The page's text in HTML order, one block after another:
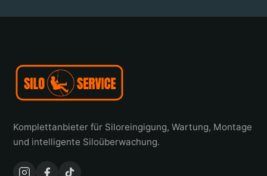
Komplettanbieter für Siloreingigung, Wartung, Montage
und intelligente Siloüberwachung.